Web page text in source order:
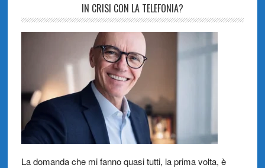
IN CRISI CON LA TELEFONIA?
La domanda che mi fanno quasi tutti, la prima volta, è